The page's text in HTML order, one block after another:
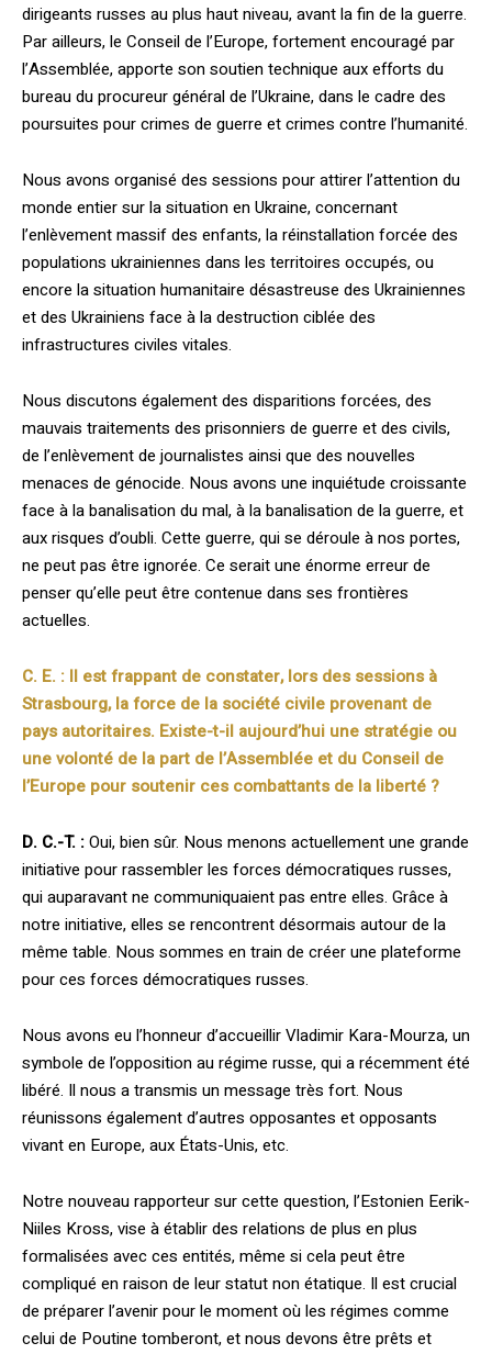
dirigeants russes au plus haut niveau, avant la fin de la guerre.
Par ailleurs, le Conseil de l’Europe, fortement encouragé par
l’Assemblée, apporte son soutien technique aux efforts du
bureau du procureur général de l’Ukraine, dans le cadre des
poursuites pour crimes de guerre et crimes contre l’humanité.
Nous avons organisé des sessions pour attirer l’attention du
monde entier sur la situation en Ukraine, concernant
l’enlèvement massif des enfants, la réinstallation forcée des
populations ukrainiennes dans les territoires occupés, ou
encore la situation humanitaire désastreuse des Ukrainiennes
et des Ukrainiens face à la destruction ciblée des
infrastructures civiles vitales.
Nous discutons également des disparitions forcées, des
mauvais traitements des prisonniers de guerre et des civils,
de l’enlèvement de journalistes ainsi que des nouvelles
menaces de génocide. Nous avons une inquiétude croissante
face à la banalisation du mal, à la banalisation de la guerre, et
aux risques d’oubli. Cette guerre, qui se déroule à nos portes,
ne peut pas être ignorée. Ce serait une énorme erreur de
penser qu’elle peut être contenue dans ses frontières
actuelles.
C. E. : Il est frappant de constater, lors des sessions à
Strasbourg, la force de la société civile provenant de
pays autoritaires. Existe-t-il aujourd’hui une stratégie ou
une volonté de la part de l’Assemblée et du Conseil de
l’Europe pour soutenir ces combattants de la liberté ?
D. C.-T. :Oui, bien sûr. Nous menons actuellement une grande
initiative pour rassembler les forces démocratiques russes,
qui auparavant ne communiquaient pas entre elles. Grâce à
notre initiative, elles se rencontrent désormais autour de la
même table. Nous sommes en train de créer une plateforme
pour ces forces démocratiques russes.
Nous avons eu l’honneur d’accueillir Vladimir Kara-Mourza, un
symbole de l’opposition au régime russe, qui a récemment été
libéré. Il nous a transmis un message très fort. Nous
réunissons également d’autres opposantes et opposants
vivant en Europe, aux États-Unis, etc.
Notre nouveau rapporteur sur cette question, l’Estonien Eerik-
Niiles Kross, vise à établir des relations de plus en plus
formalisées avec ces entités, même si cela peut être
compliqué en raison de leur statut non étatique. Il est crucial
de préparer l’avenir pour le moment où les régimes comme
celui de Poutine tomberont, et nous devons être prêts et